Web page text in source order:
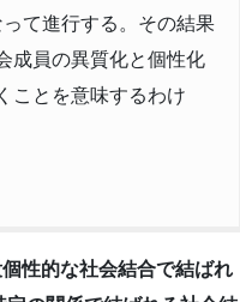
て進行する。その結果
成員の異質化と個性化
ことを意味するわけ
性的な社会結合で結ばれ